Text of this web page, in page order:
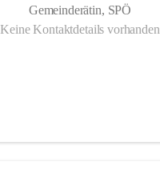
Gemeinderätin, SPÖ
Keine Kontaktdetails vorhanden